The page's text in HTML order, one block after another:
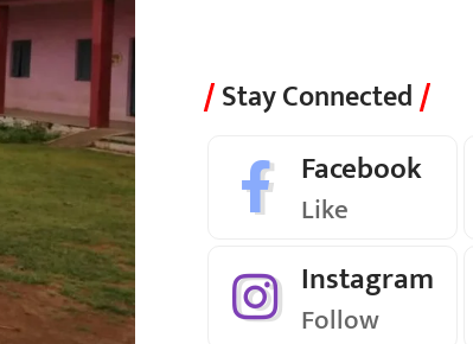
Stay Connected
Facebook
Like
Instagram
Follow